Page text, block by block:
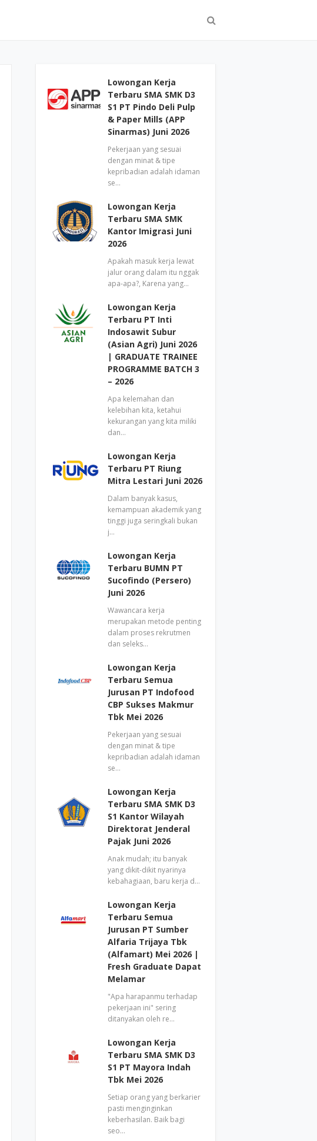
Lowongan Kerja
Terbaru SMA SMK D3
S1 PT Pindo Deli Pulp
& Paper Mills (APP
Sinarmas) Juni 2026
Pekerjaan yang sesuai
dengan minat & tipe
kepribadian adalah idaman
se…
Lowongan Kerja
Terbaru SMA SMK
Kantor Imigrasi Juni
2026
Apakah masuk kerja lewat
jalur orang dalam itu nggak
apa-apa?, Karena yang…
Lowongan Kerja
Terbaru PT Inti
Indosawit Subur
(Asian Agri) Juni 2026
| GRADUATE TRAINEE
PROGRAMME BATCH 3
– 2026
Apa kelemahan dan
kelebihan kita, ketahui
kekurangan yang kita miliki
dan…
Lowongan Kerja
Terbaru PT Riung
Mitra Lestari Juni 2026
Dalam banyak kasus,
kemampuan akademik yang
tinggi juga seringkali bukan
j…
Lowongan Kerja
Terbaru BUMN PT
Sucofindo (Persero)
Juni 2026
Wawancara kerja
merupakan metode penting
dalam proses rekrutmen
dan seleks…
Lowongan Kerja
Terbaru Semua
Jurusan PT Indofood
CBP Sukses Makmur
Tbk Mei 2026
Pekerjaan yang sesuai
dengan minat & tipe
kepribadian adalah idaman
se…
Lowongan Kerja
Terbaru SMA SMK D3
S1 Kantor Wilayah
Direktorat Jenderal
Pajak Juni 2026
Anak mudah; itu banyak
yang dikit-dikit nyarinya
kebahagiaan, baru kerja d…
Lowongan Kerja
Terbaru Semua
Jurusan PT Sumber
Alfaria Trijaya Tbk
(Alfamart) Mei 2026 |
Fresh Graduate Dapat
Melamar
"Apa harapanmu terhadap
pekerjaan ini" sering
ditanyakan oleh re…
Lowongan Kerja
Terbaru SMA SMK D3
S1 PT Mayora Indah
Tbk Mei 2026
Setiap orang yang berkarier
pasti menginginkan
keberhasilan. Baik bagi
seo…